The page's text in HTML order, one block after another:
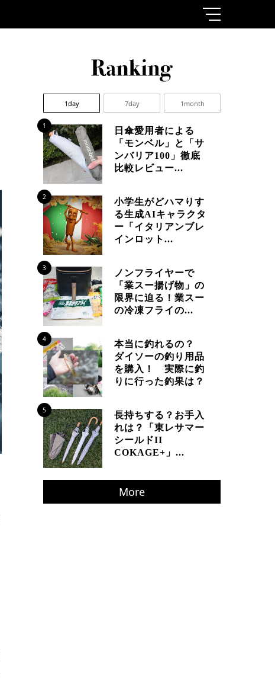
1day 7day 1month
1
日傘愛用者による
「モンベル」と「サ
ンバリア100」徹底
比較レビュー...
2
小学生がどハマりす
る生成AIキャラクタ
ー「イタリアンブレ
インロット...
3
ノンフライヤーで
「業スー揚げ物」の
限界に迫る！業スー
の冷凍フライの...
4
本当に釣れるの？
ダイソーの釣り用品
を購入！ 実際に釣
りに行った釣果は？
5
長持ちする？お手入
れは？「東レサマー
シールドII
COKAGE+」...
More